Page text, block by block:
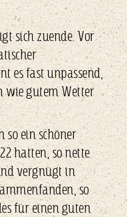
sich zuende. Vor
es fast unpassend,
wie gutem Wetter
so ein schöner
hatten, so nette
vergnügt in
so
für einen guten